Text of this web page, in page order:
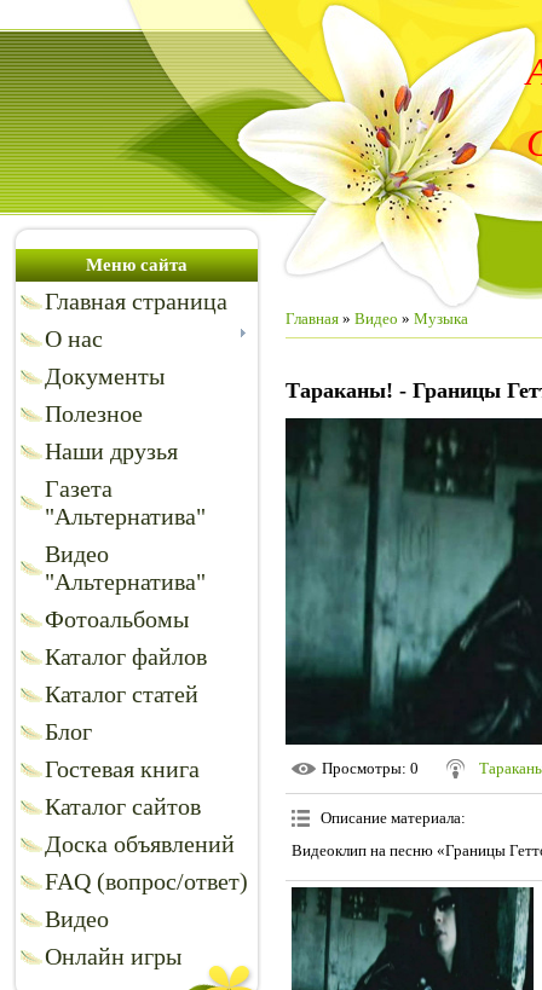
Меню сайта
Главная страница
О нас
Документы
Полезное
Наши друзья
Газета
"Альтернатива"
Видео
"Альтернатива"
Фотоальбомы
Каталог файлов
Каталог статей
Блог
Гостевая книга
Каталог сайтов
Доска объявлений
FAQ (вопрос/ответ)
Видео
Онлайн игры
Главная » Видео » Музыка
Тараканы! - Границы
Просмотры: 0
Описание материала:
Видеоклип на песню «Границы